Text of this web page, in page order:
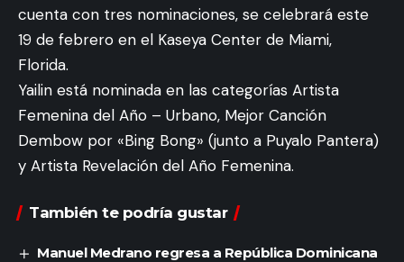
cuenta con tres nominaciones, se celebrará este
19 de febrero en el Kaseya Center de Miami,
Florida.
Yailin está nominada en las categorías Artista
Femenina del Año – Urbano, Mejor Canción
Dembow por «Bing Bong» (junto a Puyalo Pantera)
y Artista Revelación del Año Femenina.
También te podría gustar
Manuel Medrano regresa a República Dominicana